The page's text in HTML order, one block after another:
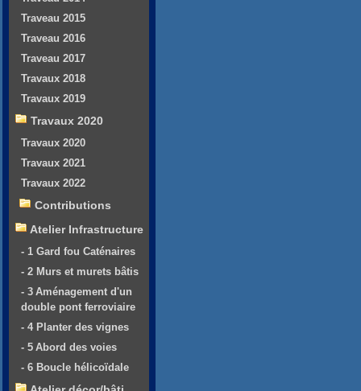
Traveau 2015
Traveau 2016
Traveau 2017
Travaux 2018
Travaux 2019
Travaux 2020
Travaux 2020
Travaux 2021
Travaux 2022
Contributions
Atelier Infrastructure
- 1 Gard fou Caténaires
- 2 Murs et murets bâtis
- 3 Aménagement d'un
double pont ferroviaire
- 4 Planter des vignes
- 5 Abord des voies
- 6 Boucle hélicoïdale